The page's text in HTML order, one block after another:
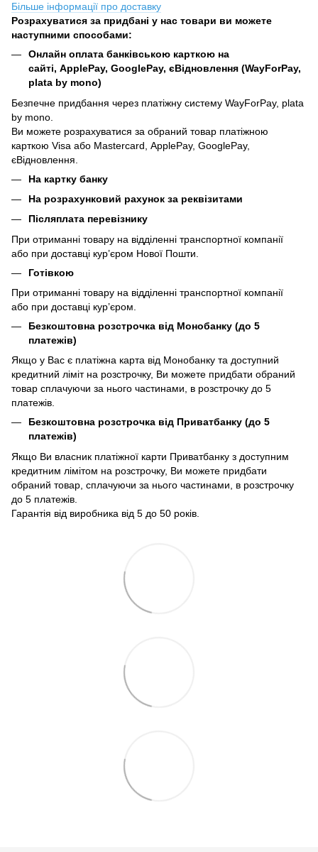
Більше інформації про доставку
Розрахуватися за придбані у нас товари ви можете
наступними способами:
Онлайн оплата банківською карткою на
сайті, ApplePay, GooglePay, єВідновлення (WayForPay,
plata by mono)
Безпечне придбання через платіжну систему WayForPay, plata
by mono.
Ви можете розрахуватися за обраний товар платіжною
карткою Visa або Mastercard, ApplePay, GooglePay,
єВідновлення.
На картку банку
На розрахунковий рахунок за реквізитами
Післяплата перевізнику
При отриманні товару на відділенні транспортної компанії
або при доставці кур’єром Нової Пошти.
Готівкою
При отриманні товару на відділенні транспортної компанії
або при доставці кур’єром.
Безкоштовна розстрочка від Монобанку (до 5
платежів)
Якщо у Вас є платіжна карта від Монобанку та доступний
кредитний ліміт на розстрочку, Ви можете придбати обраний
товар сплачуючи за нього частинами, в розстрочку до 5
платежів.
Безкоштовна розстрочка від Приватбанку (до 5
платежів)
Якщо Ви власник платіжної карти Приватбанку з доступним
кредитним лімітом на розстрочку, Ви можете придбати
обраний товар, сплачуючи за нього частинами, в розстрочку
до 5 платежів.
Гарантія від виробника від 5 до 50 років.